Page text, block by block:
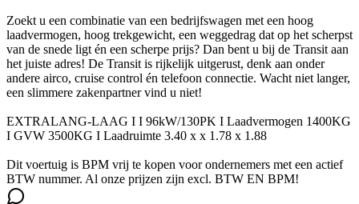
Zoekt u een combinatie van een bedrijfswagen met een hoog
laadvermogen, hoog trekgewicht, een weggedrag dat op het scherpst
van de snede ligt én een scherpe prijs? Dan bent u bij de Transit aan
het juiste adres! De Transit is rijkelijk uitgerust, denk aan onder
andere airco, cruise control én telefoon connectie. Wacht niet langer,
een slimmere zakenpartner vind u niet!
EXTRALANG-LAAG I I 96kW/130PK I Laadvermogen 1400KG
I GVW 3500KG I Laadruimte 3.40 x x 1.78 x 1.88
Dit voertuig is BPM vrij te kopen voor ondernemers met een actief
BTW nummer. Al onze prijzen zijn excl. BTW EN BPM!